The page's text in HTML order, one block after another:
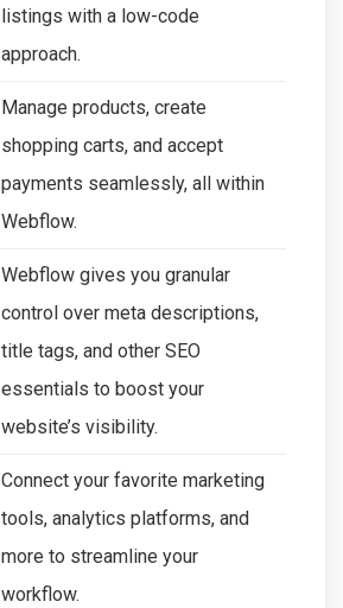
listings with a low-code
approach.
Manage products, create
shopping carts, and accept
payments seamlessly, all within
Webflow.
Webflow gives you granular
control over meta descriptions,
title tags, and other SEO
essentials to boost your
website’s visibility.
Connect your favorite marketing
tools, analytics platforms, and
more to streamline your
workflow.